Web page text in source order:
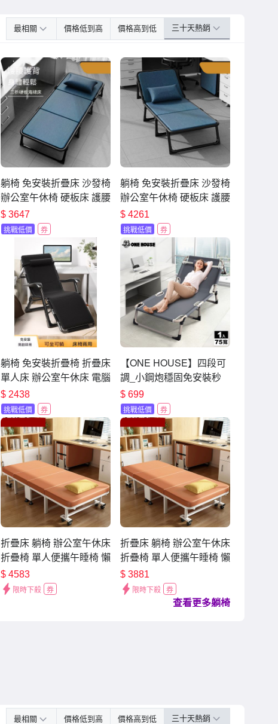
最相關 價格低到高 價格高到低 三十天熱銷
躺椅 免安裝折疊床 沙發椅
辦公室午休椅 硬板床 護腰
躺椅 陪護椅 午睡神器 沙
發床（56寬）
$ 3647
挑戰低價 券
躺椅 免安裝折疊床 沙發椅
辦公室午休椅 硬板床 護腰
躺椅 陪護椅 午睡神器 沙
發床（68寬）
$ 4261
挑戰低價 券
躺椅 免安裝折疊椅 折疊床
單人床 辦公室午休床 電腦
椅 家用休閒椅 沙發椅 陽
臺靠背椅 懶人椅 懶人沙發
$ 2438
挑戰低價 券
【ONE HOUSE】四段可
調_小鋼炮穩固免安裝秒
收折疊床_75寬 (單人床/行
軍床/辦公午休床/露營床)
$ 699
挑戰低價 券
折疊床 躺椅 辦公室午休床
折疊椅 單人便攜午睡椅 懶
人椅 簡易行軍床 醫院陪護
床（寬80/90cm）
$ 4583
限時下殺 券
折疊床 躺椅 辦公室午休床
折疊椅 單人便攜午睡椅 懶
人椅 簡易行軍床 醫院陪護
床（寬60/70cm）
$ 3881
限時下殺 券
查看更多躺椅
最相關 價格低到高 價格高到低 三十天熱銷